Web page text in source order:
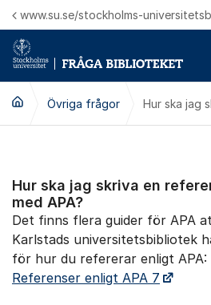
Hoppa till innehåll
www.su.se/stockholms-
Övriga frågor
Hur ska jag skriva en
med APA?
Det finns flera guider för APA
Karlstads universitetsbibliotek
för hur du refererar enligt APA:
Referenser enligt APA 7